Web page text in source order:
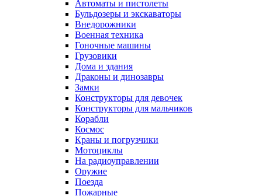
Автоматы и пистолеты
Бульдозеры и экскаваторы
Внедорожники
Военная техника
Гоночные машины
Грузовики
Дома и здания
Драконы и динозавры
Замки
Конструкторы для девочек
Конструкторы для мальчиков
Корабли
Космос
Краны и погрузчики
Мотоциклы
На радиоуправлении
Оружие
Поезда
Пожарные